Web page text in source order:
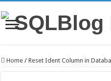
Home / Reset Ident Column in